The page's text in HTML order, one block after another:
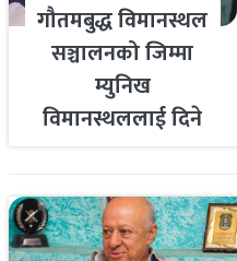
गौतमबुद्ध विमानस्थल
सञ्चालनको जिम्मा
म्युनिख
विमानस्थललाई दिने